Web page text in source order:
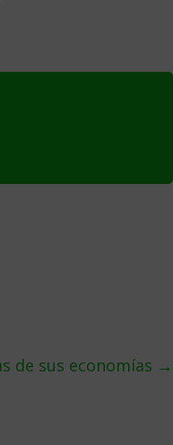
de sus economías →